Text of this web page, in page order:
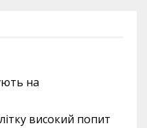
на
високий попит